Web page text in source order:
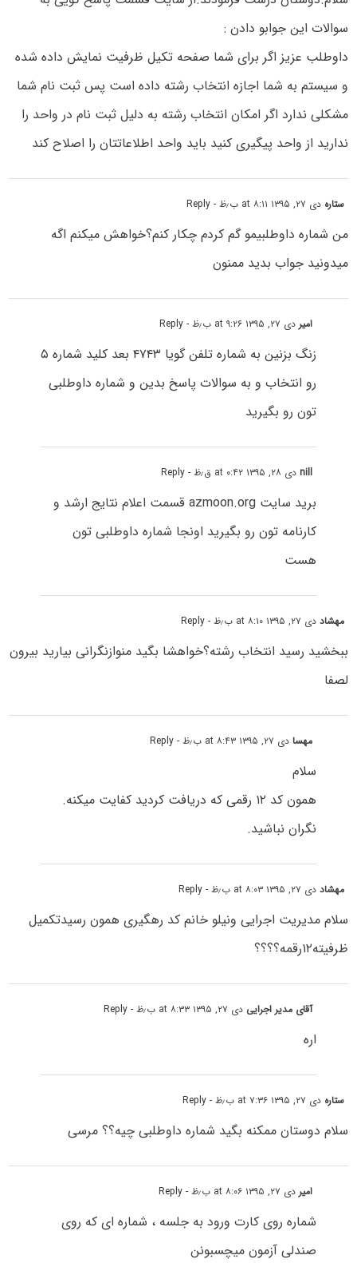
سوالات این جوابو دادن :
داوطلب عزیز اگر برای شما صفحه تکیل ظرفیت نمایش داده شده
و سیستم به شما اجازه انتخاب رشته داده است پس ثبت نام شما
مشکلی ندارد اگر امکان انتخاب رشته به دلیل ثبت نام در واحد را
ندارید از واحد پیگیری کنید باید واحد اطلاعاتتان را اصلاح کند
ستاره دی ۲۷, ۱۳۹۵ at ۸:۱۱ ب٫ظ - Reply
من شماره داوطلبیمو گم کردم چکار کنم؟خواهش میکنم اگه
میدونید جواب بدید ممنون
امیردی ۲۷, ۱۳۹۵ at ۹:۲۶ ب٫ظ - Reply
زنگ بزنین به شماره تلفن گویا ۴۷۴۳ بعد کلید شماره ۵
رو انتخاب و به سوالات پاسخ بدین و شماره داوطلبی
تون رو بگیرید
nillدی ۲۸, ۱۳۹۵ at ۰:۴۲ ق٫ظ - Reply
برید سایت azmoon.org قسمت اعلام نتایج ارشد و
کارنامه تون رو بگیرید اونجا شماره داوطلبی تون
هست
مهشاددی ۲۷, ۱۳۹۵ at ۸:۱۰ ب٫ظ - Reply
ببخشید رسید انتخاب رشته؟خواهشا بگید منوازنگرانی بیارید بیرون
لصفا
مهسادی ۲۷, ۱۳۹۵ at ۸:۴۳ ب٫ظ - Reply
سلام
همون کد ۱۲ رقمی که دریافت کردید کفایت میکنه.
نگران نباشید.
مهشاددی ۲۷, ۱۳۹۵ at ۸:۰۳ ب٫ظ - Reply
سلام مدیریت اجرایی ونیلو خانم کد رهگیری همون رسیدتکمیل
ظرفیته۱۲رقمه؟؟؟؟
آقای مدیر اجرایی دی ۲۷, ۱۳۹۵ at ۸:۳۳ ب٫ظ - Reply
اره
ستاره دی ۲۷, ۱۳۹۵ at ۷:۳۶ ب٫ظ - Reply
سلام دوستان ممکنه بگید شماره داوطلبی چیه؟؟ مرسی
امیردی ۲۷, ۱۳۹۵ at ۸:۰۶ ب٫ظ - Reply
شماره روی کارت ورود به جلسه ، شماره ای که روی
صندلی آزمون میچسبونن